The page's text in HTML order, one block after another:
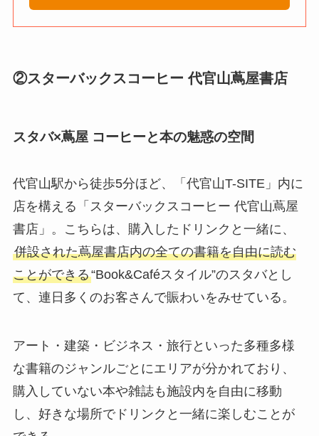
②スターバックスコーヒー 代官山蔦屋書店
スタバ×蔦屋 コーヒーと本の魅惑の空間
代官山駅から徒歩5分ほど、「代官山T-SITE」内に
店を構える「スターバックスコーヒー 代官山蔦屋
書店」。こちらは、 購入したドリンクと一緒に、
併設された蔦屋書店内の全ての書籍を自由に読む
ことができる“Book&Caféスタイル”のスタバとし
て、連日多くのお客さんで賑わいをみせている。
アート・建築・ビジネス・旅行といった多種多様
な書籍のジャンルごとにエリアが分かれており、
購入していない本や雑誌も施設内を自由に移動
し、好きな場所でドリンクと一緒に楽しむことが